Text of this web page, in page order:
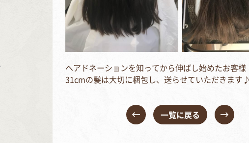
ヘアドネーションを知ってから伸ばし始めたお客様
31cmの髪は大切に梱包し、送らせていただきます♪
一覧に戻る